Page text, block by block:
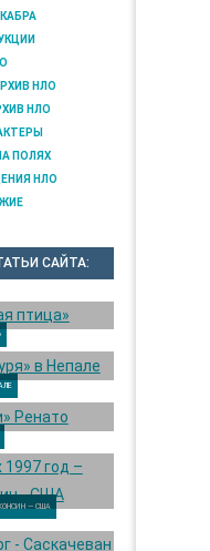
НЛО
НЛО
ПОЛЯХ
НЛО
САЙТА:
— США